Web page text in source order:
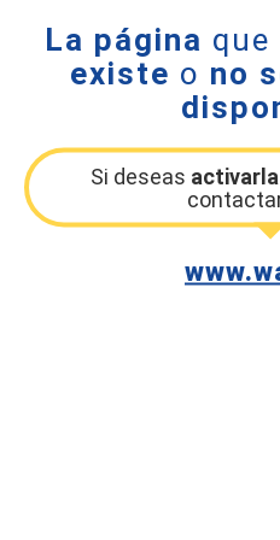
La página
existe o no
Si deseas